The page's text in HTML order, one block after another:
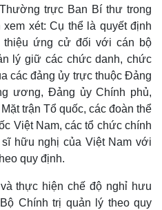
trực Ban Bí thư trong
xét: Cụ thể là quyết định
thiệu ứng cử đối với cán bộ
lý giữ các chức danh, chức
các đảng ủy trực thuộc Đảng
ương, Đảng ủy Chính phủ,
trận Tổ quốc, các đoàn thể
Việt Nam, các tổ chức chính
hữu nghị của Việt Nam với
quy định.
thực hiện chế độ nghỉ hưu
Chính trị quản lý theo quy